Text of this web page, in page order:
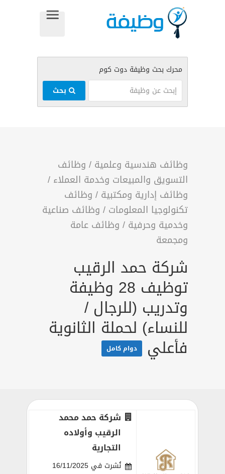
وظائف هندسية وعلمية / وظائف
التسويق والمبيعات وخدمة العملاء /
وظائف إدارية ومكتبية / وظائف
تكنولوجيا المعلومات / وظائف صناعية
وخدمية وحرفية / وظائف عامة
ومجمعة
شركة حمد الرقيب
توظيف 28 وظيفة
وتدريب (للرجال /
للنساء) لحملة الثانوية
فأعلي دوام كامل
شركة حمد محمد
الرقيب وأولاده
التجارية
نُشرت في 16/11/2025